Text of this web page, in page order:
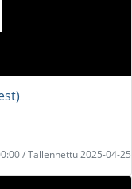
/ Tallennettu 2025-04-25